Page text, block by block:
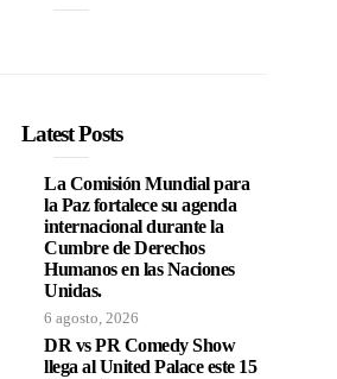
Latest Posts
La Comisión Mundial para
la Paz fortalece su agenda
internacional durante la
Cumbre de Derechos
Humanos en las Naciones
Unidas.
6 agosto, 2026
DR vs PR Comedy Show
llega al United Palace este 15